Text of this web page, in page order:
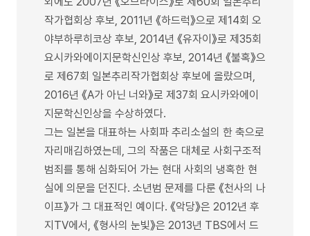
작가협회상 후보, 2011년 《하드럭》으로 제14회 오
야부하루히코상 후보, 2014년 《유자이》로 제35회
요시카와에이지문학신인상 후보, 2014년 《불혹》으
로 제67회 일본추리작가협회상 후보에 올랐으며,
2016년 《A가 아닌 너와》로 제37회 요시카와에이
지문학신인상을 수상하였다.
그는 일본을 대표하는 사회파 추리소설의 한 축으로
자리매김하였는데, 그의 작품은 대체로 사회구조적
범죄를 통해 심화되어 가는 현대 사회의 냉혹한 현
실에 의문을 던진다. 소년범 문제를 다룬 《천사의 나
이프》가 그 대표적인 예이다. 《악당》은 2012년 후
지TV에서, 《형사의 눈빛》은 2013년 TBS에서 드